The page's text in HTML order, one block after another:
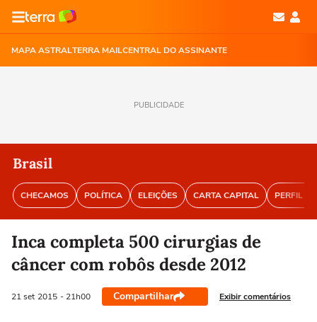
MAPA ASTRALTERRA MAILCENTRAL DO ASSINANTE
PUBLICIDADE
Brasil
CHECAMOS POLÍTICA ELEIÇÕES CARTA CAPITAL PERFIL
Inca completa 500 cirurgias de
câncer com robôs desde 2012
21 set 2015 - 21h00 Compartilhar Exibir comentários